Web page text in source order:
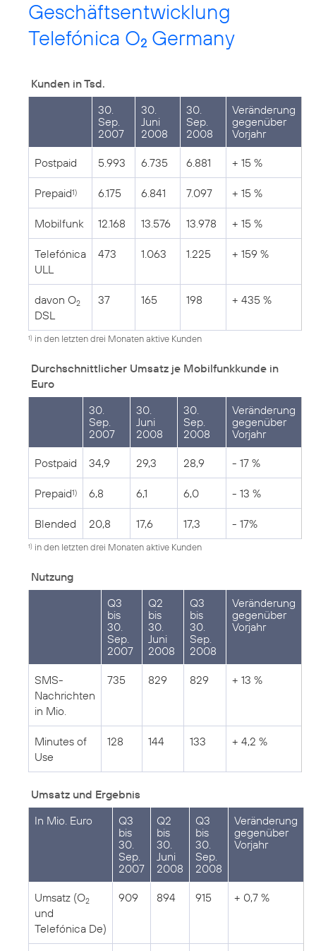
Geschäftsentwicklung
Telefónica O2 Germany
Kunden in Tsd.
30.
Sep.
2007
30.
Juni
2008
30.
Sep.
2008
Veränderung
gegenüber
Vorjahr
Postpaid 5.993 6.735 6.881 + 15 %
Prepaid1) 6.175 6.841 7.097 + 15 %
Mobilfunk 12.168 13.576 13.978 + 15 %
Telefónica
ULL
473 1.063 1.225 + 159 %
davon O2
DSL
37 165 198 + 435 %
1) in den letzten drei Monaten aktive Kunden
Durchschnittlicher Umsatz je Mobilfunkkunde in
Euro
30.
Sep.
2007
30.
Juni
2008
30.
Sep.
2008
Veränderung
gegenüber
Vorjahr
Postpaid 34,9 29,3 28,9 - 17 %
Prepaid1) 6,8 6,1 6,0 - 13 %
Blended 20,8 17,6 17,3 - 17%
1) in den letzten drei Monaten aktive Kunden
Nutzung
Q3
bis
30.
Sep.
2007
Q2
bis
30.
Juni
2008
Q3
bis
30.
Sep.
2008
Veränderung
gegenüber
Vorjahr
SMS-
Nachrichten
in Mio.
735 829 829 + 13 %
Minutes of
Use
128 144 133 + 4,2 %
Umsatz und Ergebnis
In Mio. Euro
Q3
bis
30.
Sep.
2007
Q2
bis
30.
Juni
2008
Q3
bis
30.
Sep.
2008
Veränderung
gegenüber
Vorjahr
Umsatz (O2
und
Telefónica De)
909 894 915 + 0,7 %